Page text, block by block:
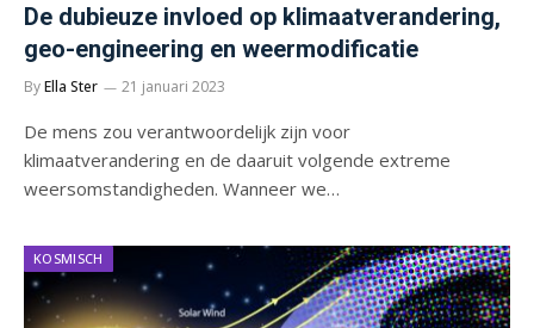
De dubieuze invloed op klimaatverandering,
geo-engineering en weermodificatie
ByElla Ster 21 januari 2023
De mens zou verantwoordelijk zijn voor
klimaatverandering en de daaruit volgende extreme
weersomstandigheden. Wanneer we…
KOSMISCH